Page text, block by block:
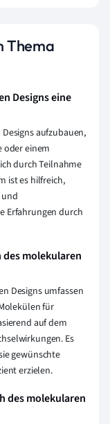
Thema
Designs eine
aufzubauen,
oder einem
durch Teilnahme
ist es hilfreich,
Erfahrungen durch
molekularen
Designs umfassen
für
auf dem
Es
gewünschte
erzielen.
des molekularen